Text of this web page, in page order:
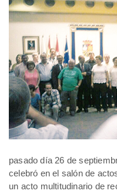
pasado día 26 de
celebró en el salón de
un acto multitudinario de